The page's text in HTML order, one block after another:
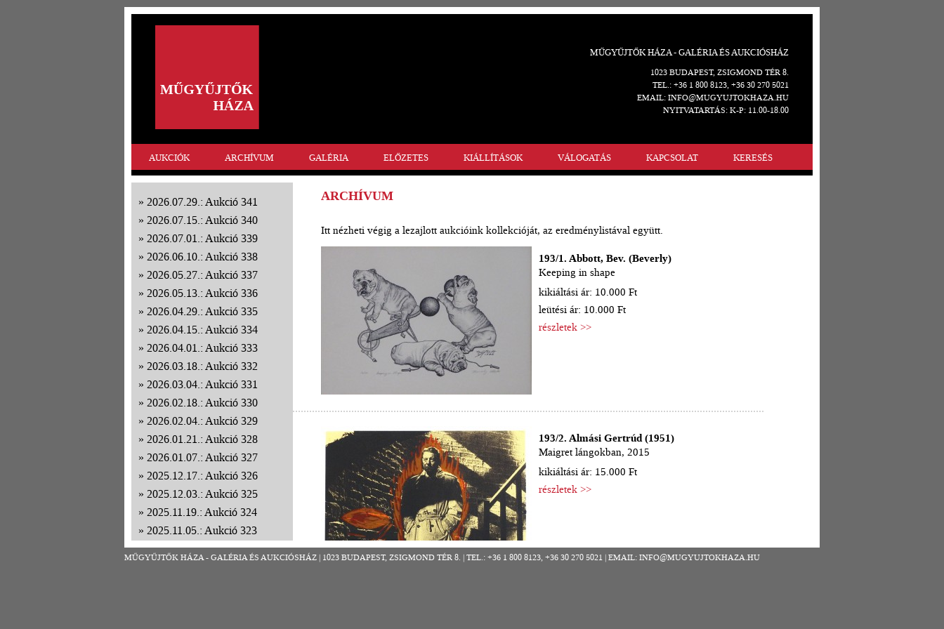
MŰGYŰJTŐK HÁZA - GALÉRIA ÉS AUKCIÓSHÁZ
1023 BUDAPEST, ZSIGMOND TÉR 8.
TEL.: +36 1 800 8123, +36 30 270 5021
EMAIL: INFO@MUGYUJTOKHAZA.HU
NYITVATARTÁS: K-P: 11.00-18.00
AUKCIÓK ARCHÍVUM GALÉRIA ELŐZETES KIÁLLÍTÁSOK VÁLOGATÁS KAPCSOLAT KERESÉS
2026.07.29.: Aukció 341
2026.07.15.: Aukció 340
2026.07.01.: Aukció 339
2026.06.10.: Aukció 338
2026.05.27.: Aukció 337
2026.05.13.: Aukció 336
2026.04.29.: Aukció 335
2026.04.15.: Aukció 334
2026.04.01.: Aukció 333
2026.03.18.: Aukció 332
2026.03.04.: Aukció 331
2026.02.18.: Aukció 330
2026.02.04.: Aukció 329
2026.01.21.: Aukció 328
2026.01.07.: Aukció 327
2025.12.17.: Aukció 326
2025.12.03.: Aukció 325
2025.11.19.: Aukció 324
2025.11.05.: Aukció 323
2025.10.22.: Aukció 322
ARCHÍVUM
Itt nézheti végig a lezajlott aukcióink kollekcióját, az eredménylistával együtt.
193/1. Abbott, Bev. (Beverly)
Keeping in shape
kikiáltási ár: 10.000 Ft
leütési ár: 10.000 Ft
részletek >>
193/2. Almási Gertrúd (1951)
Maigret lángokban, 2015
kikiáltási ár: 15.000 Ft
részletek >>
MŰGYŰJTŐK HÁZA - GALÉRIA ÉS AUKCIÓSHÁZ | 1023 BUDAPEST, ZSIGMOND TÉR 8. | TEL.: +36 1 800 8123, +36 30 270 5021 | EMAIL: INFO@MUGYUJTOKHAZA.HU